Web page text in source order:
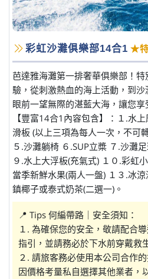
彩虹沙灘俱樂部14合1 ★
芭達雅海灘第一排奢華俱樂部！特
驗，從刺激熱血的海上活動，到
眼前一望無際的湛藍大海，讓您
【豐富14合1內容包含】：１.水
滑板 (以上三項為每人一次，不可
５.沙灘躺椅 ６.SUP立槳 ７.沙灘
９.水上大浮板(充氣式) １０.彩虹
當季新鮮水果(兩人一盤) １３.冰
鎮椰子或泰式奶茶(二選一)。
📍 Tips 何編帶路｜安全須知：
１. 為確保您的安全，敬請配合
指引，並請務必於下水前穿戴救
２. 請旅客務必使用本公司合作
因價格考量私自選擇其他業者，